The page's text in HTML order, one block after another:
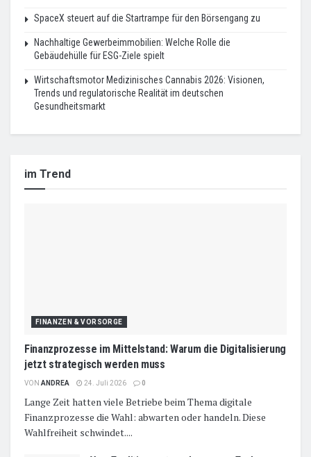
SpaceX steuert auf die Startrampe für den Börsengang zu
Nachhaltige Gewerbeimmobilien: Welche Rolle die
Gebäudehülle für ESG-Ziele spielt
Wirtschaftsmotor Medizinisches Cannabis 2026: Visionen,
Trends und regulatorische Realität im deutschen
Gesundheitsmarkt
im Trend
FINANZEN & VORSORGE
Finanzprozesse im Mittelstand: Warum die Digitalisierung
jetzt strategisch werden muss
VON ANDREA 24. Juli 2026 0
Lange Zeit hatten viele Betriebe beim Thema digitale
Finanzprozesse die Wahl: abwarten oder handeln. Diese
Wahlfreiheit schwindet....